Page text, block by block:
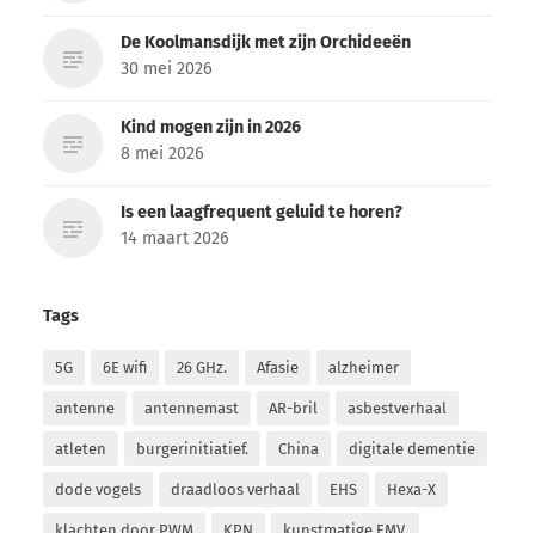
De Koolmansdijk met zijn Orchideeën
30 mei 2026
Kind mogen zijn in 2026
8 mei 2026
Is een laagfrequent geluid te horen?
14 maart 2026
Tags
5G 6E wifi 26 GHz. Afasie alzheimer
antenne antennemast AR-bril asbestverhaal
atleten burgerinitiatief. China digitale dementie
dode vogels draadloos verhaal EHS Hexa-X